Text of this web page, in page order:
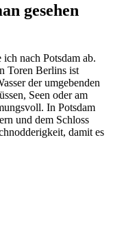
gesehen
nach Potsdam ab.
Toren Berlins ist
der umgebenden
Seen oder am
In Potsdam
und dem Schloss
damit es